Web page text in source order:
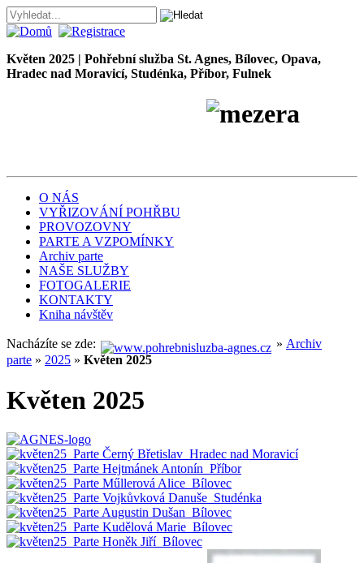
Květen 2025 | Pohřební služba St. Agnes, Bílovec, Opava,
Hradec nad Moravicí, Studénka, Příbor, Fulnek
O NÁS
VYŘIZOVÁNÍ POHŘBU
PROVOZOVNY
PARTE A VZPOMÍNKY
Archiv parte
NAŠE SLUŽBY
FOTOGALERIE
KONTAKTY
Kniha návštěv
Nacházíte se zde: » Archiv
parte » 2025 » Květen 2025
Květen 2025